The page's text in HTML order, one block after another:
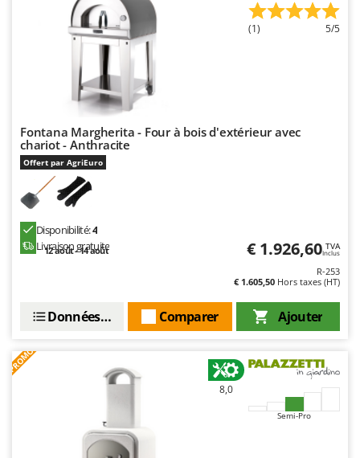
Stocker
Sunseeker
Tecla
TecnoGen
Tellarini Pompe
Telwin
Tenco
Tineco
Titania
Trev - Abrek - TecnoVIR
(1) 5/5
Fontana Margherita - Four à bois d'extérieur avec
chariot - Anthracite
Offert par AgriEuro
Disponibilité:4
Livraison gratuite
12 août - 14 août € 1.926,60 TVA
Inclus
R-253
€ 1.605,50 Hors taxes (HT)
Ajouter
Comparer
Données techniques
PROMO
8,0
Semi-Pro